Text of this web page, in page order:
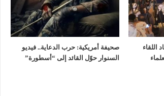
اللقاء
صحيفة أمريكية: حرب الدعاية.. فيديو
السنوار حوّل القائد إلى “أسطورة”